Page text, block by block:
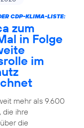
CDP-KLIMA-LISTE:
zum
in Folge
im
mehr als 9.600
die ihre
die